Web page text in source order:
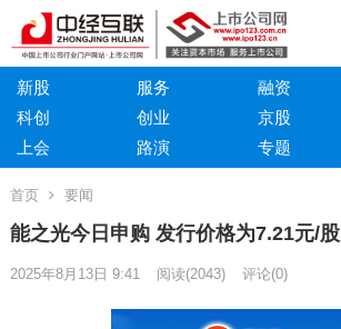
新股 服务 融资
科创
创业 京股
上会
路演 专题
首页 要闻
能之光今日申购 发行价格为7.21元/股
2025年8月13日 9:41 阅读(2043) 评论(0)